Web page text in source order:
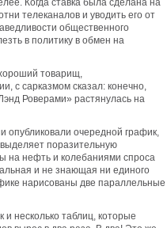
Когда ставка была сделана на
телеканалов и уводить его от
общественного
в политику в обмен на
товарищ,
с сарказмом сказал: конечно,
Роверами» растянулась на
опубликовали очередной график,
поразительную
на нефть и колебаниями спроса
и не знающая ни единого
нарисованы две параллельные
и несколько таблиц, которые